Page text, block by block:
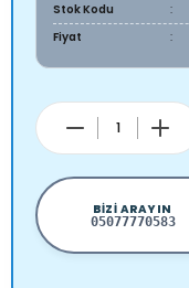
Stok Kodu
Fiyat
BIZI ARAYIN
05077770583